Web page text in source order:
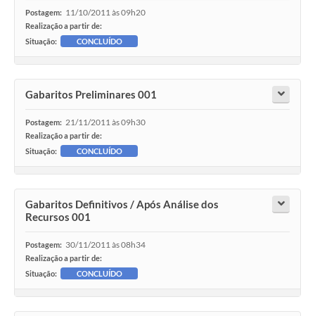
Postagem: 11/10/2011 às 09h20
Realização a partir de:
Situação:
CONCLUÍDO
Gabaritos Preliminares 001
Postagem: 21/11/2011 às 09h30
Realização a partir de:
Situação:
CONCLUÍDO
Gabaritos Definitivos / Após Análise dos
Recursos 001
Postagem: 30/11/2011 às 08h34
Realização a partir de:
Situação:
CONCLUÍDO